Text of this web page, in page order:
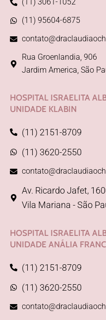
(11) 95604-6875
Rua Groenlandia, 906
Jardim America, São
HOSPITAL ISRAELITA
UNIDADE KLABIN
(11) 2151-8709
(11) 3620-2550
Av. Ricardo Jafet,
Vila Mariana - São
HOSPITAL ISRAELITA
UNIDADE ANÁLIA
(11) 2151-8709
(11) 3620-2550